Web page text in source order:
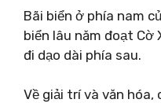
Bãi biển ở phía nam
biển lâu năm đoạt Cờ
đi dạo dài phía sau.
Về giải trí và văn hóa,